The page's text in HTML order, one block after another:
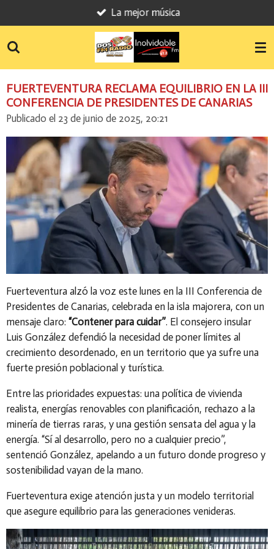
al
contenido
La mejor música
FUERTEVENTURA RECLAMA EQUILIBRIO EN LA III
CONFERENCIA DE PRESIDENTES DE CANARIAS
Publicado el 23 de junio de 2025, 20:21
Fuerteventura alzó la voz este lunes en la III Conferencia de
Presidentes de Canarias, celebrada en la isla majorera, con un
mensaje claro: “Contener para cuidar”. El consejero insular
Luis González defendió la necesidad de poner límites al
crecimiento desordenado, en un territorio que ya sufre una
fuerte presión poblacional y turística.
Entre las prioridades expuestas: una política de vivienda
realista, energías renovables con planificación, rechazo a la
minería de tierras raras, y una gestión sensata del agua y la
energía. “Sí al desarrollo, pero no a cualquier precio”,
sentenció González, apelando a un futuro donde progreso y
sostenibilidad vayan de la mano.
Fuerteventura exige atención justa y un modelo territorial
que asegure equilibrio para las generaciones venideras.